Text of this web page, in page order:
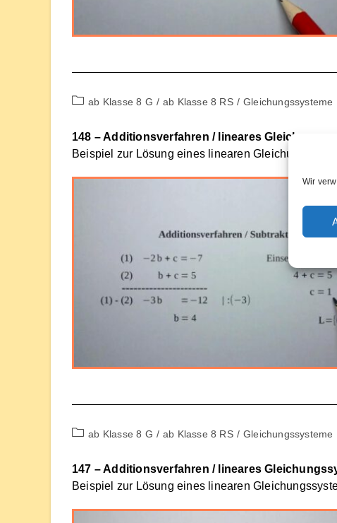
Wir
Beitrags-
ab Klasse 8 G / ab Klasse 8 RS / Gleichungssysteme
148 – Additionsverfahren / lineares
Beispiel zur Lösung eines linearen
Beitrags-
ab Klasse 8 G / ab Klasse 8 RS / Gleichungssysteme
147 – Additionsverfahren / lineares
Beispiel zur Lösung eines linearen